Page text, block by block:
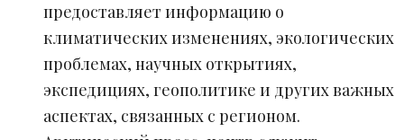
предоставляет информацию о
климатических изменениях, экологических
проблемах, научных открытиях,
экспедициях, геополитике и других важных
аспектах, связанных с регионом.